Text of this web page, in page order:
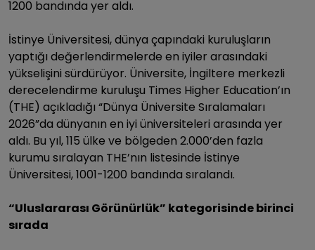
1200 bandında yer aldı.
İstinye Üniversitesi, dünya çapındaki kuruluşların
yaptığı değerlendirmelerde en iyiler arasındaki
yükselişini sürdürüyor. Üniversite, İngiltere merkezli
derecelendirme kuruluşu Times Higher Education’ın
(THE) açıkladığı “Dünya Üniversite Sıralamaları
2026”da dünyanın en iyi üniversiteleri arasında yer
aldı. Bu yıl, 115 ülke ve bölgeden 2.000’den fazla
kurumu sıralayan THE’nın listesinde İstinye
Üniversitesi, 1001-1200 bandında sıralandı.
“Uluslararası Görünürlük” kategorisinde birinci
sırada